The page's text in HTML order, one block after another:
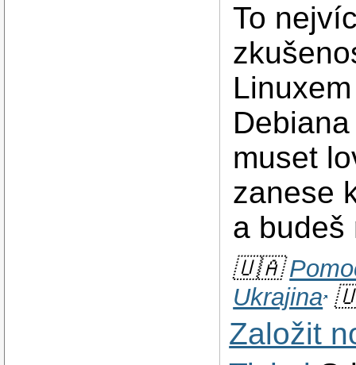
To
muset
zanese
a budeš
🇺🇦
Ukrajina
Založit